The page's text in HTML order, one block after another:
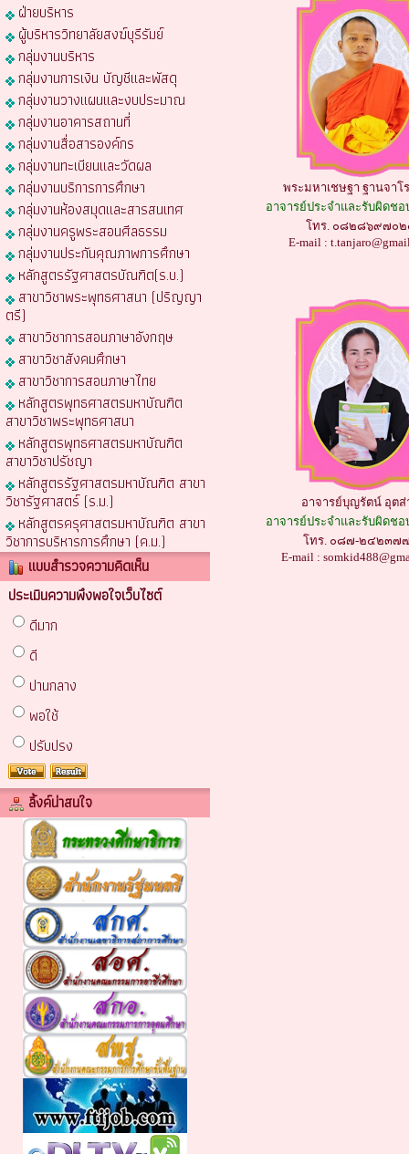
ฝ่ายบริหาร
ผู้บริหารวิทยาลัยสงฆ์บุรีรัมย์
กลุ่มงานบริหาร
กลุ่มงานการเงิน บัญชีและพัสดุ
กลุ่มงานวางแผนและงบประมาณ
กลุ่มงานอาคารสถานที่
กลุ่มงานสื่อสารองค์กร
กลุ่มงานทะเบียนและวัดผล
กลุ่มงานบริการการศึกษา
กลุ่มงานห้องสมุดและสารสนเทศ
กลุ่มงานครูพระสอนศีลธรรม
กลุ่มงานประกันคุณภาพการศึกษา
หลักสูตรรัฐศาสตรบัณฑิต(ร.บ.)
สาขาวิชาพระพุทธศาสนา (ปริญญา
ตรี)
สาขาวิชาการสอนภาษาอังกฤษ
สาขาวิชาสังคมศึกษา
สาขาวิชาการสอนภาษาไทย
หลักสูตรพุทธศาสตรมหาบัณฑิต
สาขาวิชาพระพุทธศาสนา
หลักสูตรพุทธศาสตรมหาบัณฑิต
สาขาวิชาปรัชญา
หลักสูตรรัฐศาสตรมหาบัณฑิต สาขา
วิชารัฐศาสตร์ (ร.ม.)
หลักสูตรครุศาสตรมหาบัณฑิต สาขา
วิชาการบริหารการศึกษา (ค.ม.)
แบบสำรวจความคิดเห็น
ประเมินความพึงพอใจเว็บไซต์
ดีมาก
ดี
ปานกลาง
พอใช้
ปรับปรง
ลิ้งค์น่าสนใจ
พระมหาเชษฐา ฐานจาโ
อาจารย์ประจำและรับผิดช
โทร. ๐๘๒๘๖๙๗๐
E-mail :
อาจารย์บุญรัตน์ อุตส่
อาจารย์ประจำและรับผิดช
โทร. ๐๘๗-๒๔๒๓๗
E-mail :